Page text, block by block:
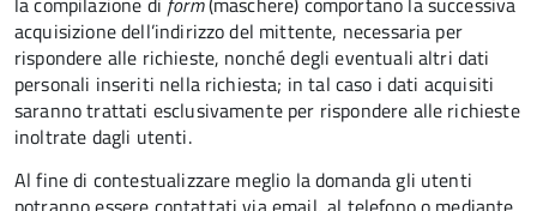
acquisizione dell’indirizzo del mittente, necessaria per
rispondere alle richieste, nonché degli eventuali altri dati
personali inseriti nella richiesta; in tal caso i dati acquisiti
saranno trattati esclusivamente per rispondere alle richieste
inoltrate dagli utenti.
Al fine di contestualizzare meglio la domanda gli utenti